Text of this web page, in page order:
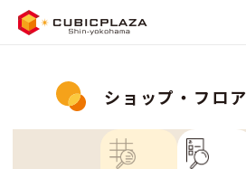
ショップ・フロ